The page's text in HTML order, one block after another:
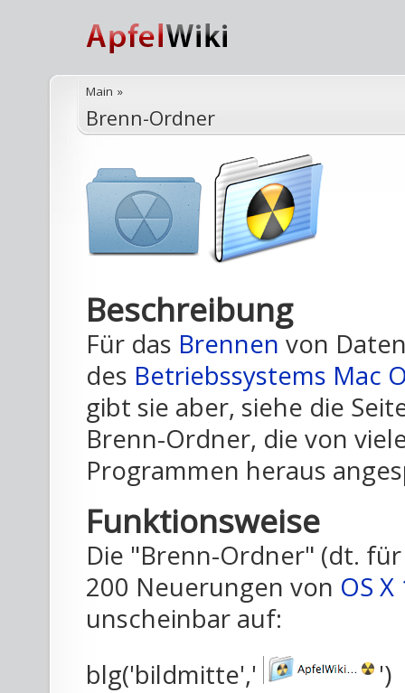
Main »
Brenn-Ordner
Beschreibung
Für das Brennen von
des Betriebssystems Mac
gibt sie aber, siehe die
Brenn-Ordner, die von
Programmen heraus
Funktionsweise
Die "Brenn-Ordner" (dt.
200 Neuerungen von OS
unscheinbar auf:
blg('bildmitte','
')